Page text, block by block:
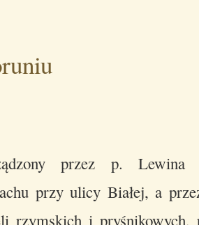
przez p.
przy ulicy Białej, a
rzymskich i pryśnikowych,